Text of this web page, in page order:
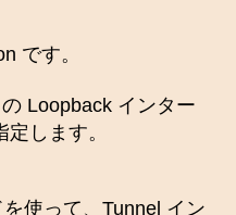
です。
Loopback インター
します。
使って、Tunnel イン